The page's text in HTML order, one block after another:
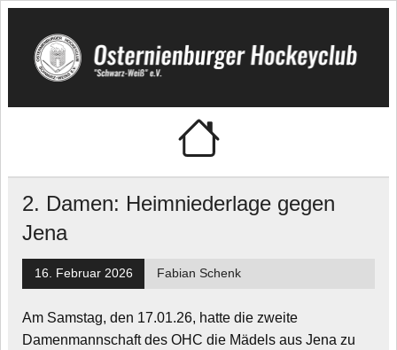
Skip
content
🏑 Osternienburger
Hockeyclub
2. Damen: Heimniederlage gegen
Jena
16. Februar 2026 Fabian Schenk
Am Samstag, den 17.01.26, hatte die zweite
Damenmannschaft des OHC die Mädels aus Jena zu